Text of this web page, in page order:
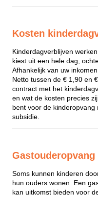
Kosten
Kinderdagverblijven
kiest uit een hele dag,
Afhankelijk van uw
Netto tussen de € 1,90 en
contract met het
en wat de kosten precies
bent voor de
subsidie.
Gastouderopvang
Soms kunnen kinderen
hun ouders wonen. Een
kan uitkomst bieden voor